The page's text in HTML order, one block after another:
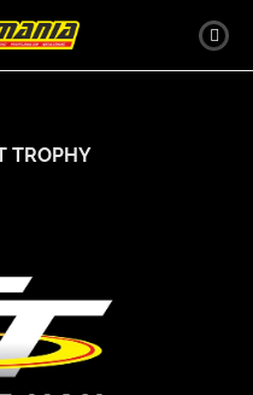
TROPHY